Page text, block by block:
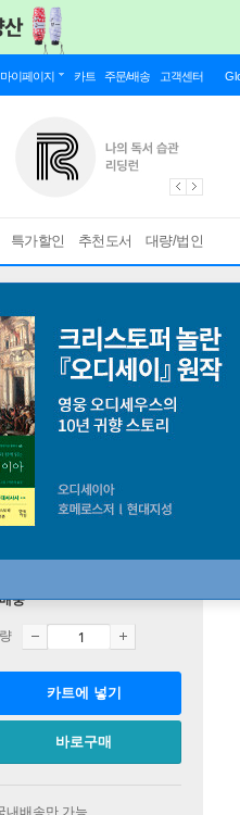
마이페이지 카트 주문/배송 고객센터
특가할인 추천도서 대량/법인
중
카트에 넣기
바로구매
내배송만 가능